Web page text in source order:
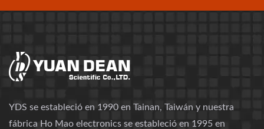
YDS se estableció en 1990 en Tainan, Taiwán y nuestra
fábrica Ho Mao electronics se estableció en 1995 en